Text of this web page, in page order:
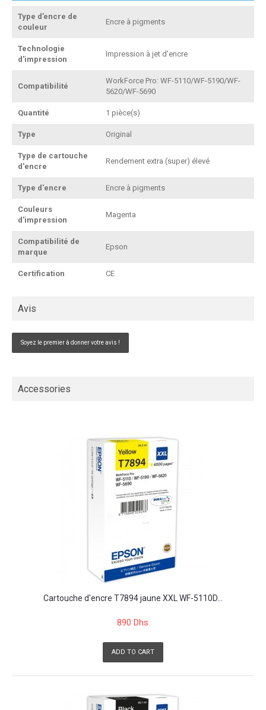
Type d’encre de
couleur
Encre à pigments
Technologie
d'impression
Impression à jet d'encre
Compatibilité
WorkForce Pro: WF-5110/WF-5190/WF-
5620/WF-5690
Quantité 1 pièce(s)
Type Original
Type de cartouche
d'encre
Rendement extra (super) élevé
Type d'encre Encre à pigments
Couleurs
d'impression
Magenta
Compatibilité de
marque
Epson
Certification CE
Avis
Soyez le premier à donner votre avis !
Accessories
Cartouche d'encre T7894 jaune XXL WF-5110D...
890 Dhs
ADD TO CART